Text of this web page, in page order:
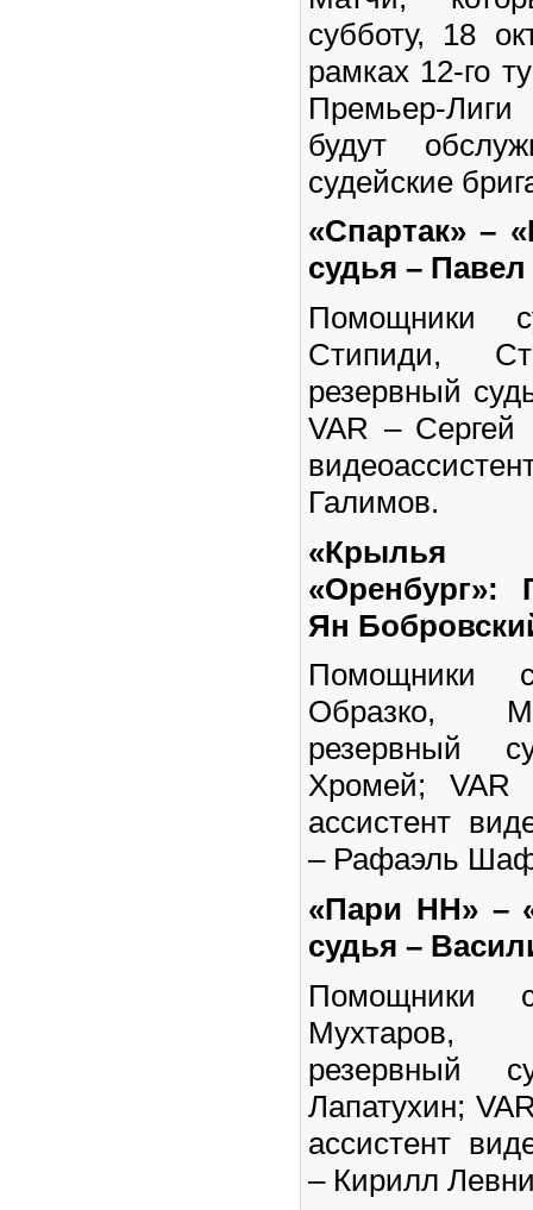
субботу, 18
рамках 12-го
Премьер-
будут
судейские
«Спартак» –
судья – Павел
Помощники
Стипиди,
резервный
VAR – Сергей
Галимов.
«Крылья
«Оренбург»:
Ян
Помощники
Образко,
резервный
Хромей; VAR
ассистент
– Рафаэль
«Пари НН» –
судья –
Помощники
Мухтаров,
резервный
Лапатухин;
ассистент
– Кирилл